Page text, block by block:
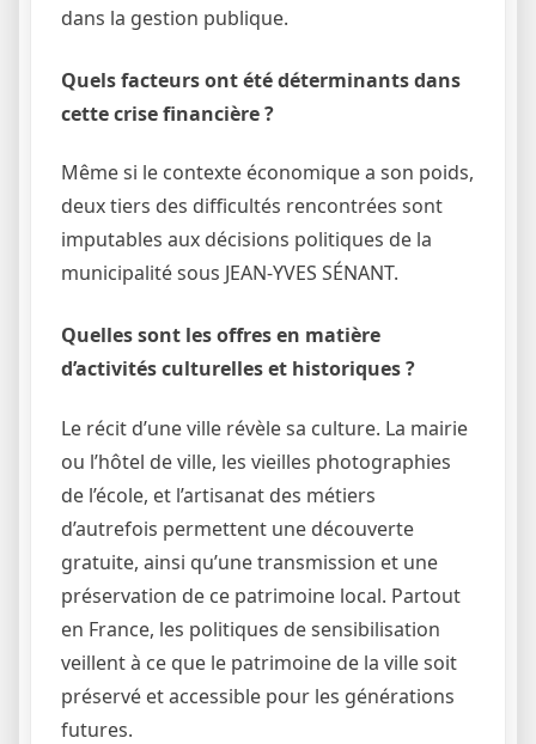
dans la gestion publique.
Quels facteurs ont été déterminants dans
cette crise financière ?
Même si le contexte économique a son poids,
deux tiers des difficultés rencontrées sont
imputables aux décisions politiques de la
municipalité sous JEAN-YVES SÉNANT.
Quelles sont les offres en matière
d’activités culturelles et historiques ?
Le récit d’une ville révèle sa culture. La mairie
ou l’hôtel de ville, les vieilles photographies
de l’école, et l’artisanat des métiers
d’autrefois permettent une découverte
gratuite, ainsi qu’une transmission et une
préservation de ce patrimoine local. Partout
en France, les politiques de sensibilisation
veillent à ce que le patrimoine de la ville soit
préservé et accessible pour les générations
futures.